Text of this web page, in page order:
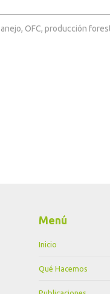
OFC, producción
Menú
Inicio
Qué Hacemos